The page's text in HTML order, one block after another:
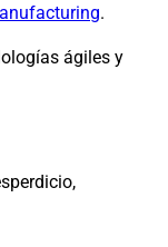
.
ágiles y